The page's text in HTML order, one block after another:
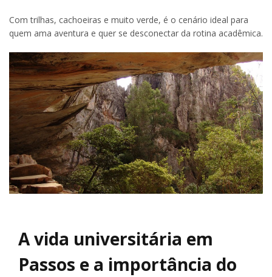
Com trilhas, cachoeiras e muito verde, é o cenário ideal para
quem ama aventura e quer se desconectar da rotina acadêmica.
A vida universitária em
Passos e a importância do